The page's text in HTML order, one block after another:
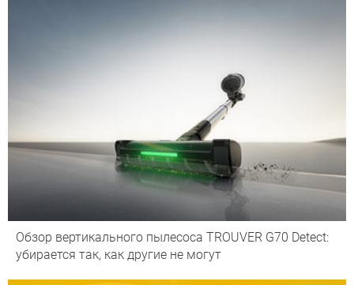
Обзор вертикального пылесоса TROUVER G70 Detect:
убирается так, как другие не могут